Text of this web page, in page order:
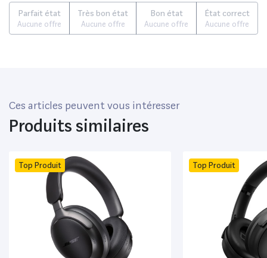
Parfait état
Aucune offre
Très bon état
Aucune offre
Bon état
Aucune offre
État correct
Aucune offre
Ces articles peuvent vous intéresser
Produits similaires
Top Produit Top Produit